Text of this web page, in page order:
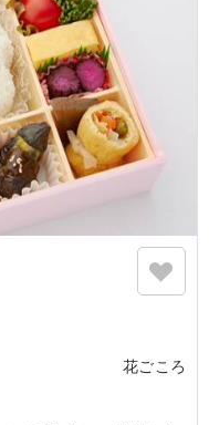
花ごころ